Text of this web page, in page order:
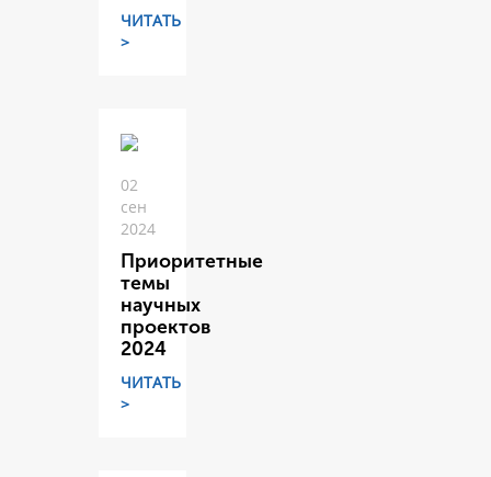
ЧИТАТЬ
>
02
сен
2024
Приоритетные
темы
научных
проектов
2024
ЧИТАТЬ
>